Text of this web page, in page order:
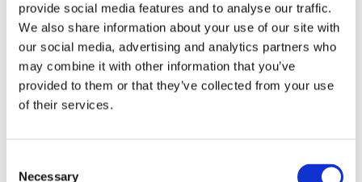
provide social media features and to analyse our traffic.
We also share information about your use of our site with
our social media, advertising and analytics partners who
may combine it with other information that you’ve
provided to them or that they’ve collected from your use
of their services.
Necessary